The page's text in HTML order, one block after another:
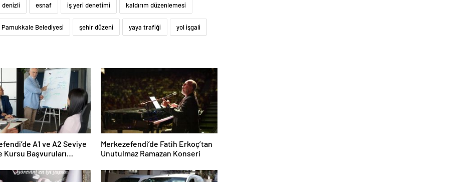
denizli esnaf iş yeri denetimi kaldırım düzenlemesi
Pamukkale Belediyesi şehir düzeni yaya trafiği yol işgali
A1 ve A2 Seviye
Kursu Başvuruları
Merkezefendi’de Fatih Erkoç’tan
Unutulmaz Ramazan Konseri